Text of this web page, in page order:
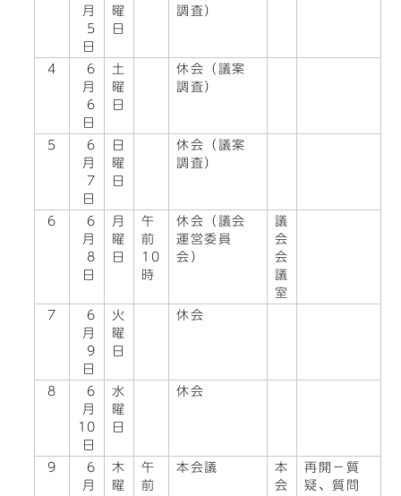
月
5
日
曜
日
調査）
4
6
月
6
日
土
曜
日
休会（議案
調査）
5
6
月
7
日
日
曜
日
休会（議案
調査）
6
6
月
8
日
月
曜
日
午
前
10
時
休会（議会
運営委員
会）
議
会
会
議
室
7
6
月
9
日
火
曜
日
休会
8
6
月
10
日
水
曜
日
休会
9
6
月
木
曜
午
前
本会議
本
会
再開－質
疑、質問